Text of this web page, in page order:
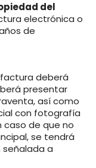
del
electrónica o
de
deberá
presentar
así como
con fotografía
caso de que no
se tendrá
a